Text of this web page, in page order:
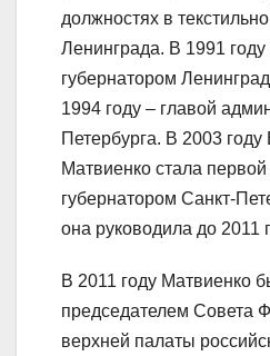
должностях в
Ленинграда. В 1991
губернатором
1994 году – главой
Петербурга. В 2003 году
Матвиенко стала
губернатором Санкт-
она руководила до 2011
В 2011 году Матвиенко
председателем Совета
верхней палаты